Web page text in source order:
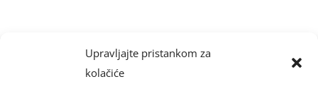
Upravljajte pristankom za
kolačiće